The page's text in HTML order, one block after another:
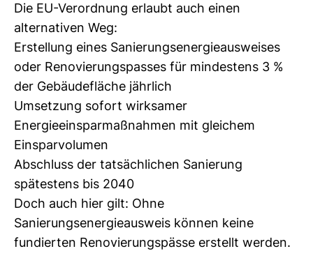
Die EU-Verordnung erlaubt auch einen
alternativen Weg:
Erstellung eines Sanierungsenergieausweises
oder Renovierungspasses für mindestens 3 %
der Gebäudefläche jährlich
Umsetzung sofort wirksamer
Energieeinsparmaßnahmen mit gleichem
Einsparvolumen
Abschluss der tatsächlichen Sanierung
spätestens bis 2040
Doch auch hier gilt: Ohne
Sanierungsenergieausweis können keine
fundierten Renovierungspässe erstellt werden.